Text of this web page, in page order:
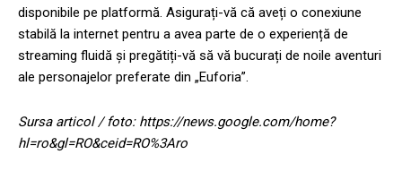
disponibile pe platformă. Asigurați-vă că aveți o conexiune
stabilă la internet pentru a avea parte de o experiență de
streaming fluidă și pregătiți-vă să vă bucurați de noile aventuri
ale personajelor preferate din „Euforia”.
Sursa articol / foto: https://news.google.com/home?
hl=ro&gl=RO&ceid=RO%3Aro